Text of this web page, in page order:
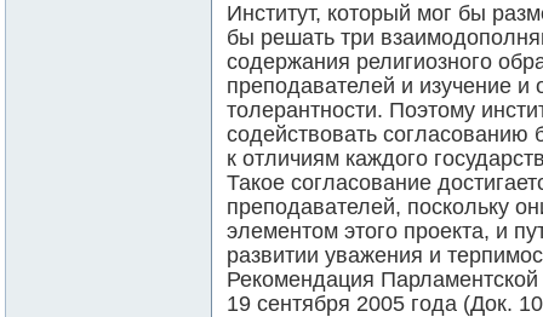
Институт, который мог бы
бы решать три
содержания религиозного
преподавателей и изучение и
толерантности. Поэтому
содействовать
к отличиям каждого
Такое согласование
преподавателей, поскольку
элементом этого проекта, и
развитии уважения и
Рекомендация
19 сентября 2005 года (Док.